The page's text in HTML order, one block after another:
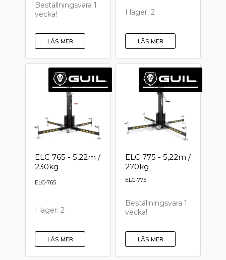
Beställningsvara 1
vecka!
LÄS MER
I lager: 2
LÄS MER
ELC 765 - 5,22m /
230kg
ELC-765
I lager: 2
LÄS MER
ELC 775 - 5,22m /
270kg
ELC-775
Beställningsvara 1
vecka!
LÄS MER